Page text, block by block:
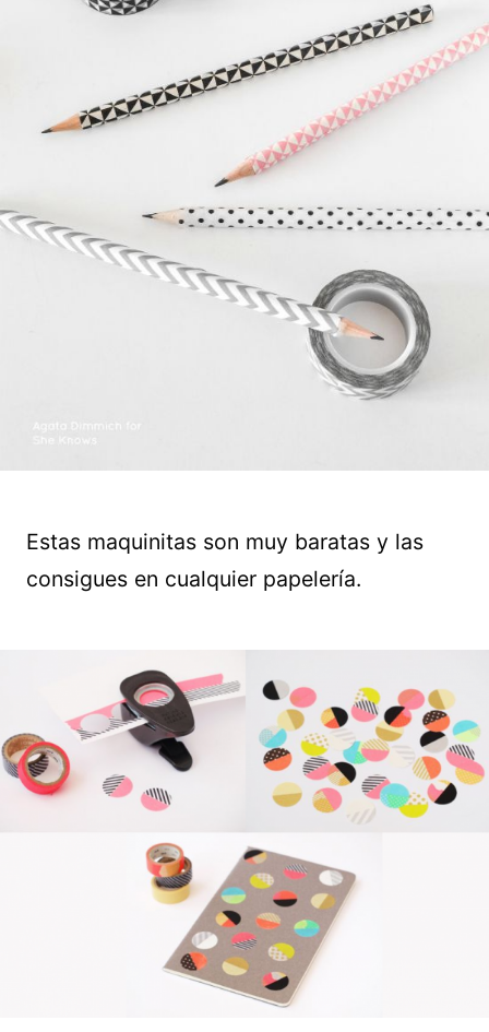
Estas maquinitas son muy baratas y las
consigues en cualquier papelería.